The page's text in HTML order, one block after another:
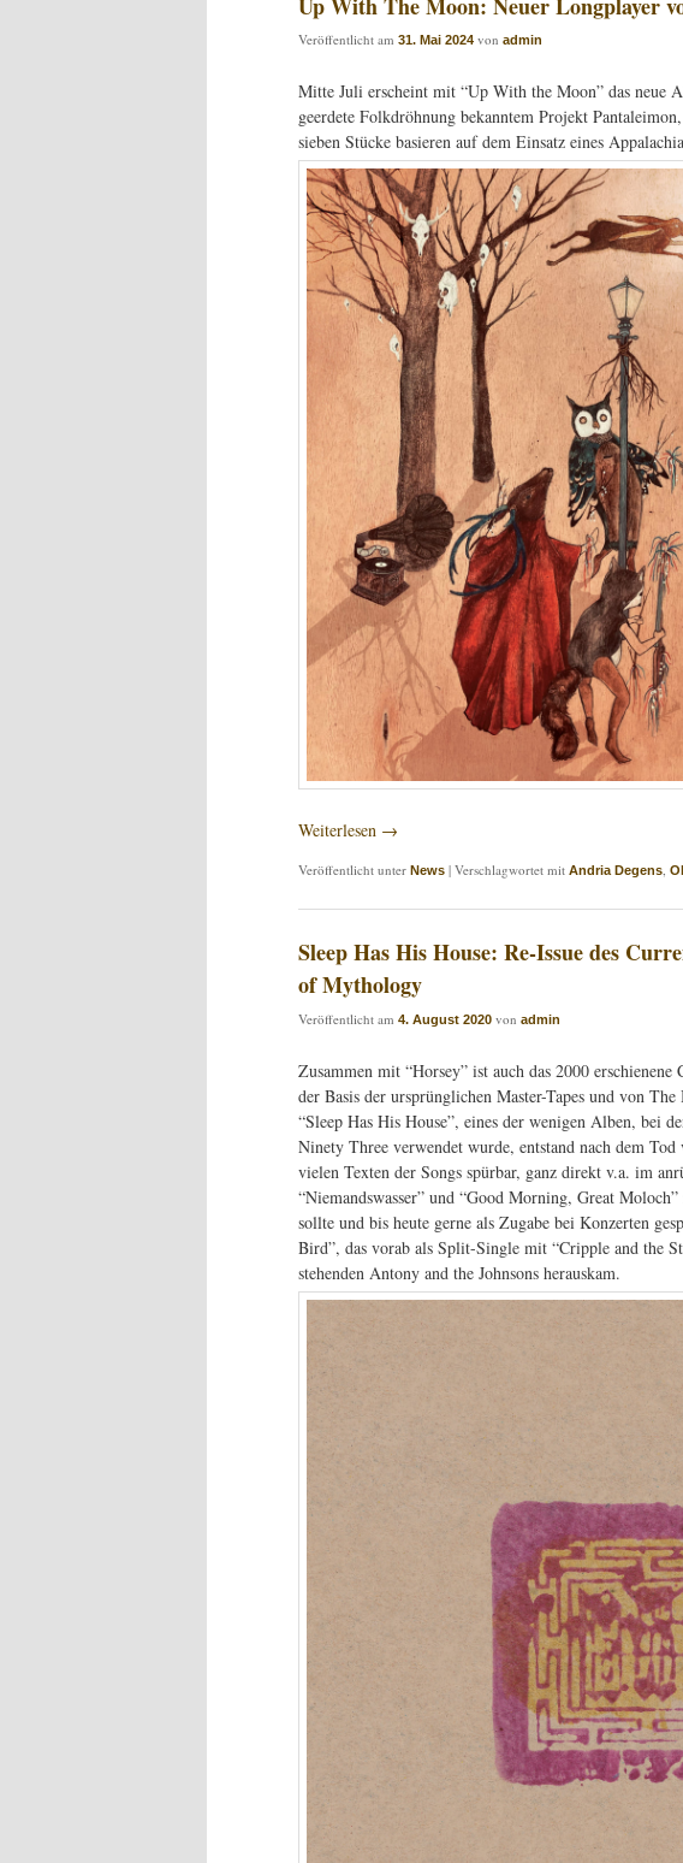
Veröffentlicht am 31. Mai 2024 von admin
Mitte Juli erscheint mit “Up With the Moon” das neue
geerdete Folkdröhnung bekanntem Projekt
sieben Stücke basieren auf dem Einsatz eines
Weiterlesen →
Veröffentlicht unter News | Verschlagwortet mit Andria Degens
Sleep Has His House: Re-Issue des
of Mythology
Veröffentlicht am 4. August 2020 von admin
Zusammen mit “Horsey” ist auch das 2000
der Basis der ursprünglichen Master-Tapes und von
“Sleep Has His House”, eines der wenigen Alben, bei
Ninety Three verwendet wurde, entstand nach dem
vielen Texten der Songs spürbar, ganz direkt v.a. im
“Niemandswasser” und “Good Morning, Great
sollte und bis heute gerne als Zugabe bei Konzerten
Bird”, das vorab als Split-Single mit “Cripple and the
stehenden Antony and the Johnsons herauskam.